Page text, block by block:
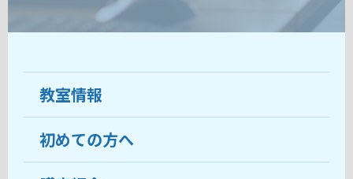
教室情報
教室について
初めての方へ